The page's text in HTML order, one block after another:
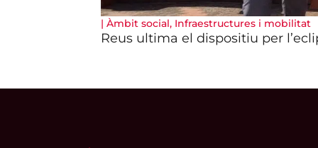
| Àmbit social, Infraestructures i mobilitat
Reus ultima el dispositiu per